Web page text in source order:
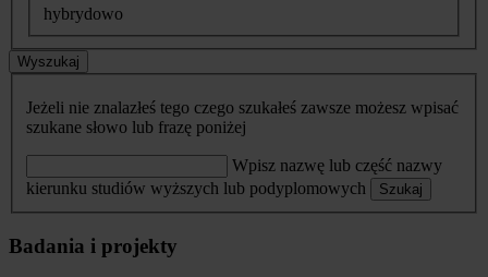
hybrydowo
Wyszukaj
Jeżeli nie znalazłeś tego czego szukałeś zawsze możesz wpisać
szukane słowo lub frazę poniżej
Wpisz nazwę lub część nazwy
kierunku studiów wyższych lub podyplomowych
Szukaj
Badania i projekty